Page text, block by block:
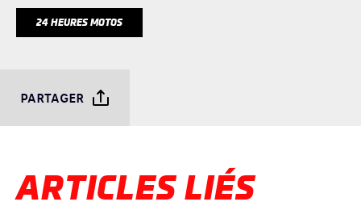
24 HEURES MOTOS
PARTAGER
ARTICLES LIÉS